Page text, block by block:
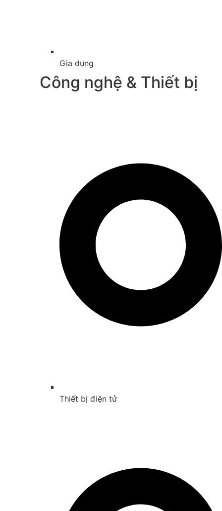
Gia dụng
Công nghệ & Thiết bị
Thiết bị điện tử